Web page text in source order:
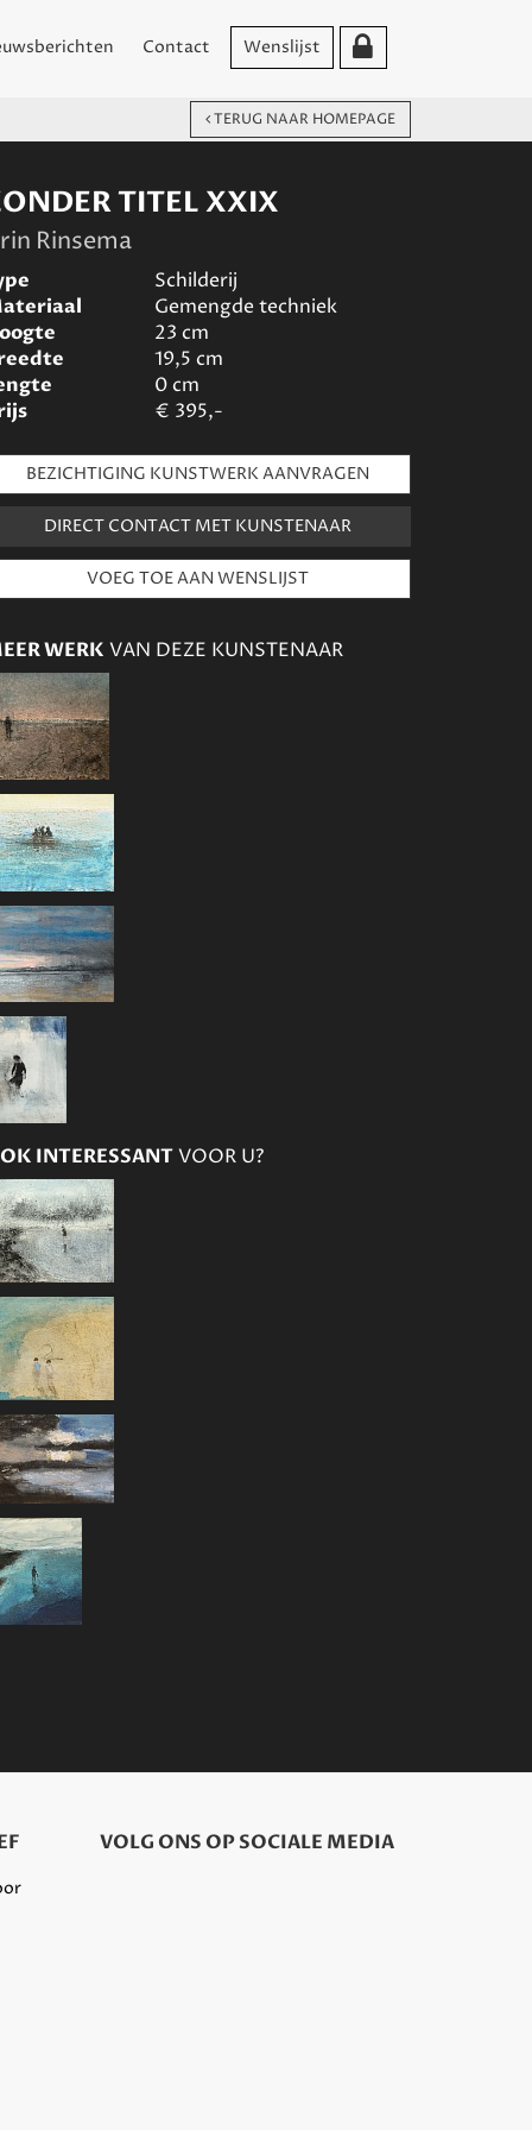
Contact Wenslijst
TERUG NAAR HOMEPAGE
TITEL XXIX
Rinsema
Schilderij
Gemengde techniek
23 cm
19,5 cm
0cm
€ 395,-
BEZICHTIGING KUNSTWERK AANVRAGEN
DIRECT CONTACT MET KUNSTENAAR
WERK VAN DEZE KUNSTENAAR
INTERESSANTVOOR U?
VOLG ONS OP SOCIALE MEDIA